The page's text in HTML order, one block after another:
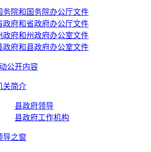
务院和国务院办公厅文件
政府和省政府办公厅文件
政府和州政府办公室文件
政府和县政府办公室文件
公开内容
关简介
县政府领导
县政府工作机构
导之窗